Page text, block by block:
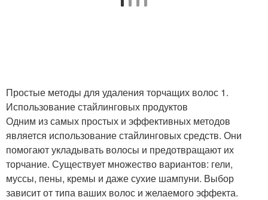
Простые методы для удаления торчащих волос 1.
Использование стайлинговых продуктов
Одним из самых простых и эффективных методов
является использование стайлинговых средств. Они
помогают укладывать волосы и предотвращают их
торчание. Существует множество вариантов: гели,
муссы, пены, кремы и даже сухие шампуни. Выбор
зависит от типа ваших волос и желаемого эффекта.